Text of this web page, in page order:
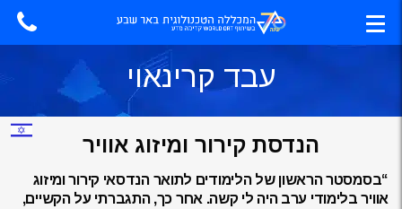
עבד קרינאוי
הנדסת קירור ומיזוג אוויר
“בסמסטר הראשון של הלימודים לתואר הנדסאי קירור ומיזוג
אוויר בלימודי ערב היה לי קשה. אחר כך, התגברתי על הקשיים,